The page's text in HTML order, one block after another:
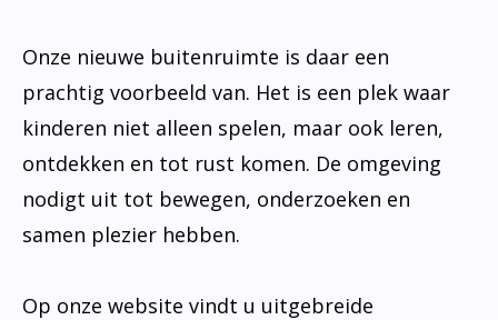
Onze nieuwe buitenruimte is daar een
prachtig voorbeeld van. Het is een plek waar
kinderen niet alleen spelen, maar ook leren,
ontdekken en tot rust komen. De omgeving
nodigt uit tot bewegen, onderzoeken en
samen plezier hebben.
Op onze website vindt u uitgebreide